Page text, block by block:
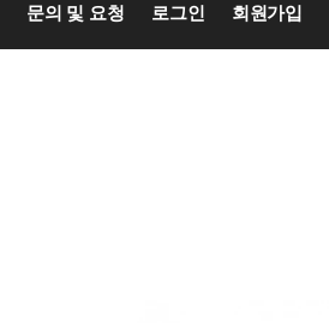
문의 및 요청 로그인 회원가입